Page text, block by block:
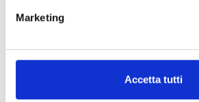
Marketing
Accetta tutti